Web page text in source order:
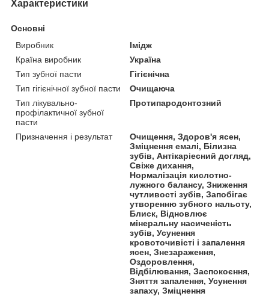
Характеристики
Основні
Виробник
Імідж
Країна виробник
Україна
Тип зубної пасти
Гігієнічна
Тип гігієнічної зубної пасти
Очищаюча
Тип лікувально-
профілактичної зубної
пасти
Протипародонтозний
Призначення і результат
Очищення, Здоров'я ясен,
Зміцнення емалі, Білизна
зубів, Антікаріесний догляд,
Свіже дихання,
Нормалізація кислотно-
лужного балансу, Зниження
чутливості зубів, Запобігає
утворенню зубного нальоту,
Блиск, Відновлює
мінеральну насиченість
зубів, Усунення
кровоточивісті і запалення
ясен, Знезараження,
Оздоровлення,
Відбілювання, Заспокоєння,
Зняття запалення, Усунення
запаху, Зміцнення